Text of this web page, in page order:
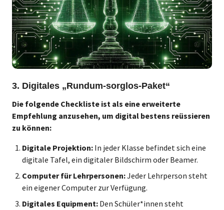
3. Digitales „Rundum-sorglos-Paket“
Die folgende Checkliste ist als eine erweiterte
Empfehlung anzusehen, um digital bestens reüssieren
zu können:
Digitale Projektion: In jeder Klasse befindet sich eine
digitale Tafel, ein digitaler Bildschirm oder Beamer.
Computer für Lehrpersonen:Jeder Lehrperson steht
ein eigener Computer zur Verfügung.
Digitales Equipment: Den Schüler*innen steht